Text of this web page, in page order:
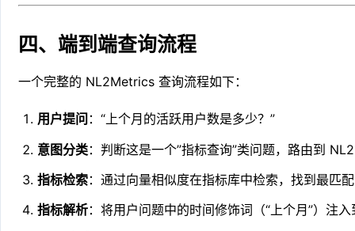
四、端到端查询流程
一个完整的 NL2Metrics 查询流程如下：
用户提问 ：“上个月的活跃用户数是多少？”
意图分类：判断这是一个”指标查询”类问题，路由到
指标检索：通过向量相似度在指标库中检索，找到最匹
指标解析：将用户问题中的时间修饰词（“上个月”）注